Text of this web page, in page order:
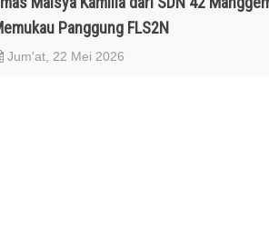
Panggung FLS2N
Jum'at, 22 Mei 2026